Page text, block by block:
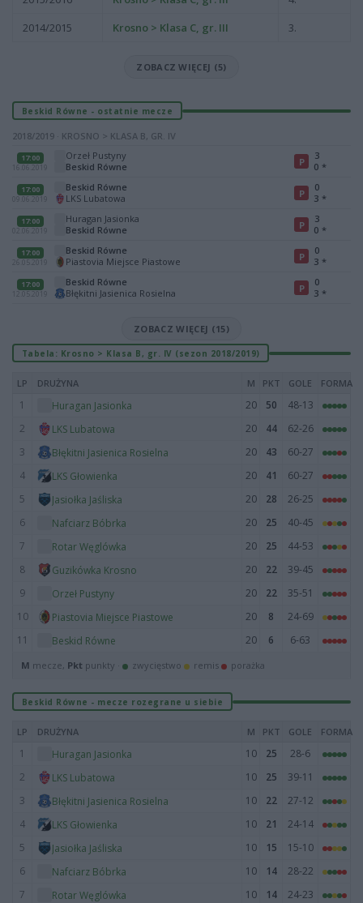
2014/2015
Krosno > Klasa C, gr. III 3.
ZOBACZ WIĘCEJ (5)
Beskid Równe - ostatnie mecze
2018/2019 · KROSNO > KLASA B, GR. IV
17:00
16.06.2019
Orzeł Pustyny
Beskid Równe
P
3
0 *
17:00
09.06.2019
Beskid Równe
LKS Lubatowa
P
0
3 *
17:00
02.06.2019
Huragan Jasionka
Beskid Równe
P
3
0 *
17:00
26.05.2019
Beskid Równe
Piastovia Miejsce Piastowe
P
0
3 *
17:00
12.05.2019
Beskid Równe
Błękitni Jasienica Rosielna
P
0
3 *
ZOBACZ WIĘCEJ (15)
Tabela: Krosno > Klasa B, gr. IV (sezon 2018/2019)
LP DRUŻYNA M PKT GOLE FORMA
1 Huragan Jasionka 20 50
48-13
2
LKS Lubatowa 20 44
62-26
3
Błękitni Jasienica Rosielna 20 43
60-27
4
LKS Głowienka 20 41
60-27
5
Jasiołka Jaśliska 20 28
26-25
6
Nafciarz Bóbrka 20 25
40-45
7
Rotar Węglówka 20 25
44-53
8
Guzikówka Krosno 20 22
39-45
9
Orzeł Pustyny 20 22
35-51
10
Piastovia Miejsce Piastowe 20 8
24-69
11
Beskid Równe 20 6 6-63
M mecze, Pkt punkty · zwycięstwo remis porażka
Beskid Równe - mecze rozegrane u siebie
LP DRUŻYNA M PKT GOLE FORMA
1 Huragan Jasionka 10 25
28-6
2
LKS Lubatowa 10 25
39-11
3
Błękitni Jasienica Rosielna 10 22
27-12
4
LKS Głowienka 10 21
24-14
5
Jasiołka Jaśliska 10 15
15-10
6
Nafciarz Bóbrka 10 14
28-22
7
Rotar Węglówka 10 14
24-23